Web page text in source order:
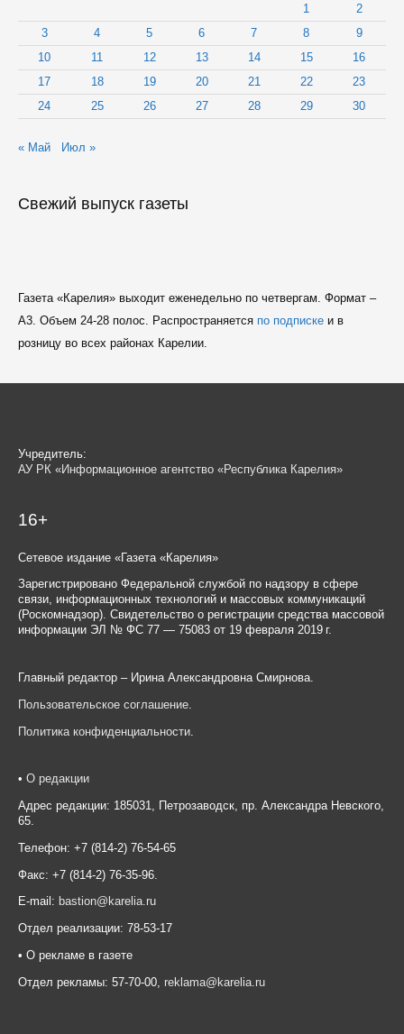
1
2
3
4 5 6 7 8
9
10
11 12 13 14 15
16
17
18 19 20 21 22
23
24
25 26 27 28 29 30
« Май Июл »
Свежий выпуск газеты
Газета «Карелия» выходит еженедельно по четвергам. Формат –
A3. Объем 24-28 полос. Распространяется по подпискеи в
розницу во всех районах Карелии.
Учредитель:
АУ РК «Информационное агентство «Республика Карелия»
16+
Сетевое издание «Газета «Карелия»
Зарегистрировано Федеральной службой по надзору в сфере
связи, информационных технологий и массовых коммуникаций
(Роскомнадзор). Свидетельство о регистрации средства массовой
информации ЭЛ № ФС 77 — 75083 от 19 февраля 2019 г.
Главный редактор – Ирина Александровна Смирнова.
Пользовательское соглашение
Политика конфиденциальности
• О редакции
Адрес редакции: 185031, Петрозаводск, пр. Александра Невского,
65.
Телефон: +7 (814-2) 76-54-65
Факс: +7 (814-2) 76-35-96.
E-mail: bastion@karelia.ru
Отдел реализации: 78-53-17
• О рекламе в газете
Отдел рекламы: 57-70-00, reklama@karelia.ru